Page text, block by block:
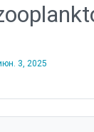
3, 2025